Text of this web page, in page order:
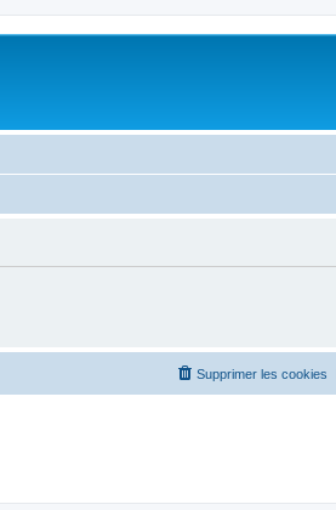
Supprimer les cookies